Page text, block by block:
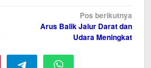
Pos berikutnya
Arus Balik Jalur Darat dan
Udara Meningkat